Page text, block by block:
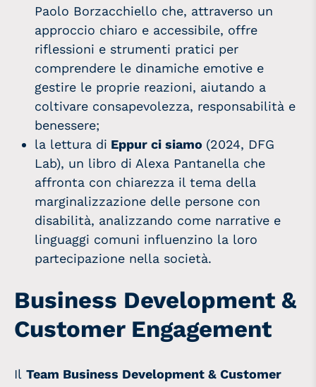
Paolo Borzacchiello che, attraverso un
approccio chiaro e accessibile, offre
riflessioni e strumenti pratici per
comprendere le dinamiche emotive e
gestire le proprie reazioni, aiutando a
coltivare consapevolezza, responsabilità e
benessere;
la lettura di Eppur ci siamo (2024, DFG
Lab), un libro di Alexa Pantanella che
affronta con chiarezza il tema della
marginalizzazione delle persone con
disabilità, analizzando come narrative e
linguaggi comuni influenzino la loro
partecipazione nella società.
Business Development &
Customer Engagement
Il Team Business Development & Customer